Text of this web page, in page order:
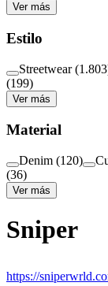
Ver más
Estilo
Streetwear (1.803
(199)
Ver más
Material
Denim (120)
(36)
Ver más
Sniper
https://